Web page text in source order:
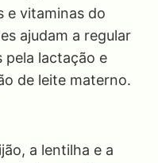
e vitaminas do
ajudam a regular
pela lactação e
de leite materno.
a lentilha e a